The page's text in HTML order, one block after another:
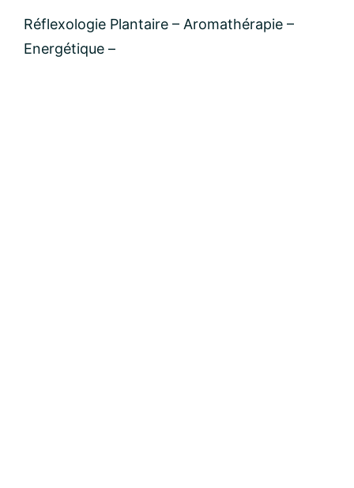
Nom:
Réflexologie Plantaire – Aromathérapie –
Energétique –